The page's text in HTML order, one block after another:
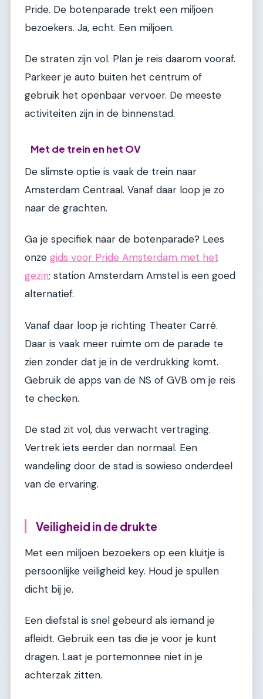
Pride. De botenparade trekt een miljoen
bezoekers. Ja, echt. Een miljoen.
De straten zijn vol. Plan je reis daarom vooraf.
Parkeer je auto buiten het centrum of
gebruik het openbaar vervoer. De meeste
activiteiten zijn in de binnenstad.
Met de trein en het OV
De slimste optie is vaak de trein naar
Amsterdam Centraal. Vanaf daar loop je zo
naar de grachten.
Ga je specifiek naar de botenparade? Lees
onze gids voor Pride Amsterdam met het
gezin; station Amsterdam Amstel is een goed
alternatief.
Vanaf daar loop je richting Theater Carré.
Daar is vaak meer ruimte om de parade te
zien zonder dat je in de verdrukking komt.
Gebruik de apps van de NS of GVB om je reis
te checken.
De stad zit vol, dus verwacht vertraging.
Vertrek iets eerder dan normaal. Een
wandeling door de stad is sowieso onderdeel
van de ervaring.
Veiligheid in de drukte
Met een miljoen bezoekers op een kluitje is
persoonlijke veiligheid key. Houd je spullen
dicht bij je.
Een diefstal is snel gebeurd als iemand je
afleidt. Gebruik een tas die je voor je kunt
dragen. Laat je portemonnee niet in je
achterzak zitten.